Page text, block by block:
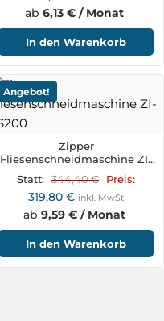
ab 6,13 € / Monat
In den Warenkorb
Angebot!
Zipper
Fliesenschneidmaschine ZI-
Statt: 344,40€ Preis:
319,80 € inkl. MwSt
ab 9,59 € / Monat
In den Warenkorb